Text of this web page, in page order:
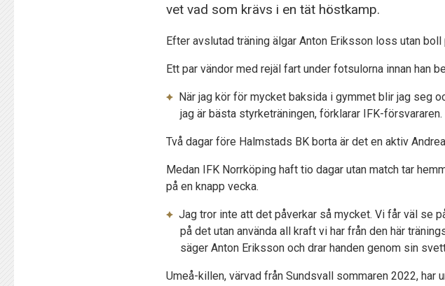
vet vad som krävs i en tät höstkamp.
Efter avslutad träning älgar Anton Eriksson loss utan
Ett par vändor med rejäl fart under fotsulorna innan han
När jag kör för mycket baksida i gymmet blir jag seg
jag är bästa styrketräningen, förklarar IFK-försvararen.
Två dagar före Halmstads BK borta är det en aktiv
Medan IFK Norrköping haft tio dagar utan match tar
på en knapp vecka.
Jag tror inte att det påverkar så mycket. Vi får väl se
på det utan använda all kraft vi har från den här
säger Anton Eriksson och drar handen genom sin
Umeå-killen, värvad från Sundsvall sommaren 2022, har